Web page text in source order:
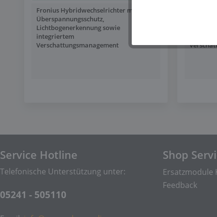
Fronius Hybridwechselrichter mit
Überspannungsschutz,
Lichtbogenerkennung sowie
integriertem
Verschattungsmanagement
Fronius
Service Hotline
Telefonische Unterstützung unter:
05241 - 505110
Shop
Ersatzmodule
Feedback